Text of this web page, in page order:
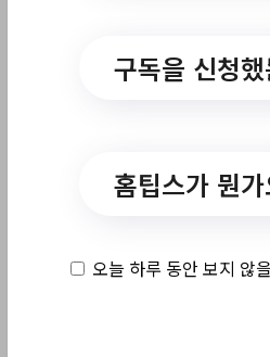
Ready Baby
구독을 신청
홈팁스가 뭔
오늘 하루 동안 보지 않